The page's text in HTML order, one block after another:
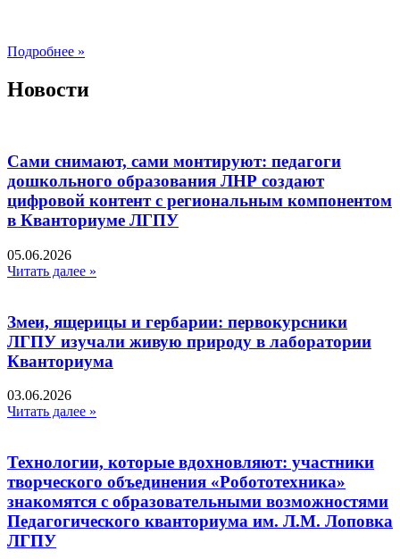
Подробнее »
Новости
Сами снимают, сами монтируют: педагоги
дошкольного образования ЛНР создают
цифровой контент с региональным компонентом
в Кванториуме ЛГПУ​
05.06.2026
Читать далее »
Змеи, ящерицы и гербарии: первокурсники
ЛГПУ изучали живую природу в лаборатории
Кванториума
03.06.2026
Читать далее »
Технологии, которые вдохновляют: участники
творческого объединения «Робототехника»
знакомятся с образовательными возможностями
Педагогического кванториума им. Л.М. Лоповка
ЛГПУ